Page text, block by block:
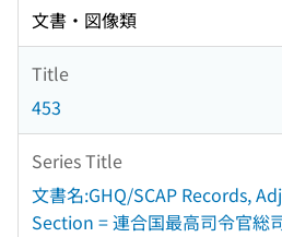
文書・図像類
Title
453
Series Title
文書名:GHQ/SCAP Records,
Section = 連合国最高司令官総